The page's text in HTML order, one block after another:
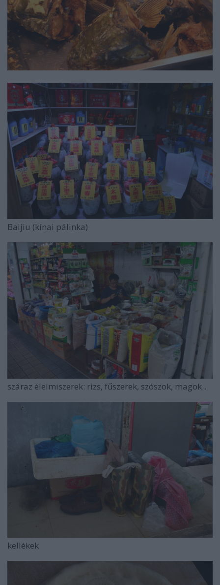
Baijiu (kínai pálinka)
száraz élelmiszerek: rizs, fűszerek, szószok, magok…
kellékek